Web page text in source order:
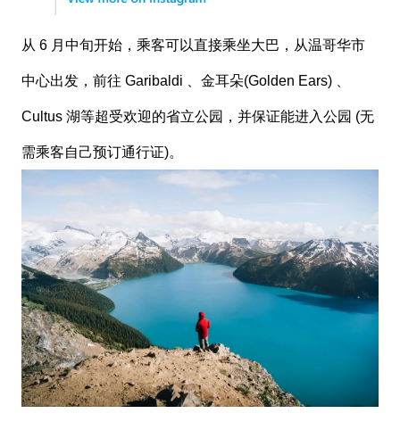
从 6 月中旬开始，乘客可以直接乘坐大巴，从温哥华市
中心出发，前往 Garibaldi 、金耳朵(Golden Ears) 、
Cultus 湖等超受欢迎的省立公园，并保证能进入公园 (无
需乘客自己预订通行证)。